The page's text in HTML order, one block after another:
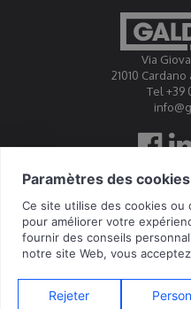
Via
21010 Cardano
Tel +39
Galdabini est accrédité
ILAC
© 2026 Galdabini SPA - Via